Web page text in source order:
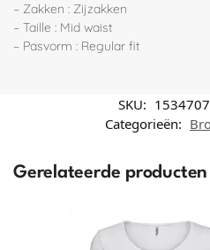
– Zakken : Zijzakken
– Taille : Mid waist
– Pasvorm : Regular fit
SKU:
Categorieën:
Gerelateerde producten